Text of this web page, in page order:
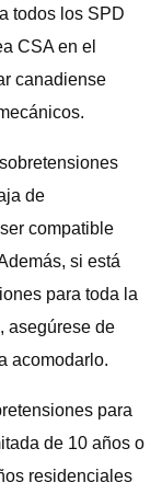
todos los SPD
CSA en el
canadiense
de
compatible
si está
para toda la
asegúrese de
acomodarlo.
para
de 10 años o
residenciales